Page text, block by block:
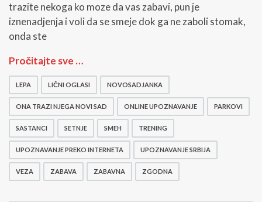
trazite nekoga ko moze da vas zabavi, pun je
iznenadjenja i voli da se smeje dok ga ne zaboli stomak,
onda ste
O
s
e
a
a
b
Pročitajte sve …
LEPA LIČNI OGLASI NOVOSADJANKA
ONA TRAZI NJEGA NOVI SAD ONLINE UPOZNAVANJE PARKOVI
SASTANCI SETNJE SMEH TRENING
UPOZNAVANJE PREKO INTERNETA UPOZNAVANJE SRBIJA
VEZA ZABAVA ZABAVNA ZGODNA